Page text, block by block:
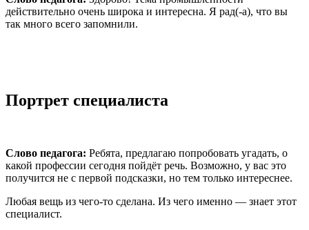
действительно очень широка и интересна. Я рад(-а), что вы
так много всего запомнили.
Портрет специалиста
Слово педагога: Ребята, предлагаю попробовать угадать, о
какой профессии сегодня пойдёт речь. Возможно, у вас это
получится не с первой подсказки, но тем только интереснее.
Любая вещь из чего-то сделана. Из чего именно — знает этот
специалист.